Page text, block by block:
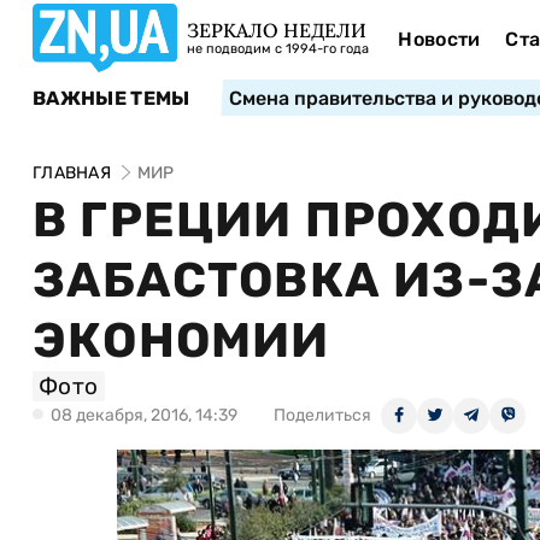
ЗЕРКАЛО НЕДЕЛИ
не подводим с 1994-го года Новости
ВАЖНЫЕ ТЕМЫ Смена правительства и
ГЛАВНАЯ МИР
В ГРЕЦИИ
ЗАБАСТОВКА ИЗ-
ЭКОНОМИИ
Фото
08 декабря, 2016, 14:39 Поделиться